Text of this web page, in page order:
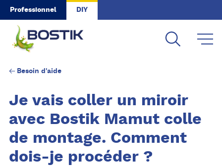
Skip to main content
Professionnel DIY
Besoin d'aide
Je vais coller un miroir
avec Bostik Mamut colle
de montage. Comment
dois-je procéder ?